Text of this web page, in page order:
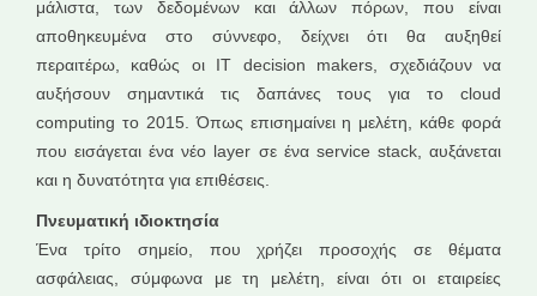
μάλιστα, των δεδομένων και άλλων πόρων, που είναι
αποθηκευμένα στο σύννεφο, δείχνει ότι θα αυξηθεί
περαιτέρω, καθώς οι IT decision makers, σχεδιάζουν να
αυξήσουν σημαντικά τις δαπάνες τους για το cloud
computing το 2015. Όπως επισημαίνει η μελέτη, κάθε φορά
που εισάγεται ένα νέο layer σε ένα service stack, αυξάνεται
και η δυνατότητα για επιθέσεις.
Πνευματική ιδιοκτησία
Ένα τρίτο σημείο, που χρήζει προσοχής σε θέματα
ασφάλειας, σύμφωνα με τη μελέτη, είναι ότι οι εταιρείες